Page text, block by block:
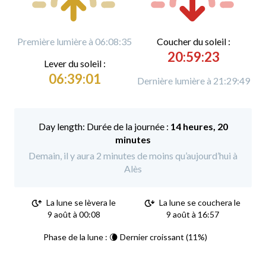
Première lumière à 06:08:35
Lever du soleil :
06:39:01
Coucher du soleil :
20:59:23
Dernière lumière à 21:29:49
Durée de la journée : 14 heures, 20
minutes
Demain, il y aura 2 minutes de moins qu’aujourd’hui à
Alès
La lune se lèvera le
9 août à 00:08
La lune se couchera le
9 août à 16:57
Phase de la lune : 🌘 Dernier croissant (11%)